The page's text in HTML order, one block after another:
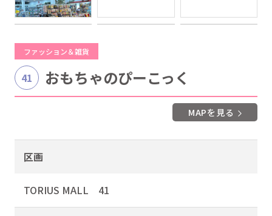
ファッション＆雑貨
41 おもちゃのぴーこっく
MAPを見る
区画
TORIUS MALL 41